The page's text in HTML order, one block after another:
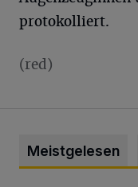
protokolliert.
(red)
Meistgelesen